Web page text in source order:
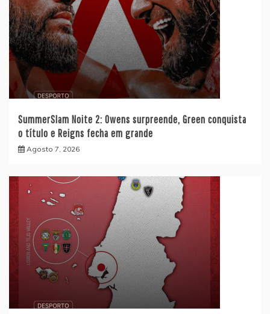
SummerSlam Noite 2: Owens surpreende, Green conquista
o título e Reigns fecha em grande
Agosto 7, 2026